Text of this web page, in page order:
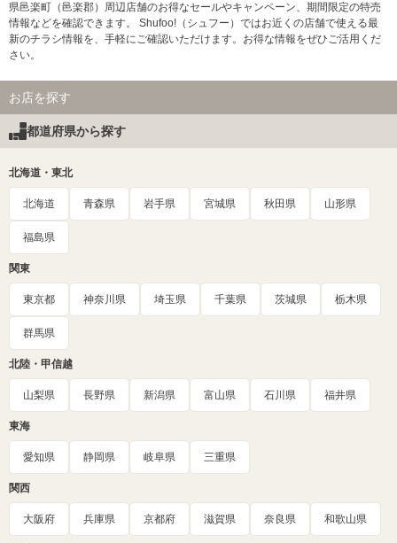
県邑楽町（邑楽郡）周辺店舗のお得なセールやキャンペーン、期間限定の特売
情報などを確認できます。 Shufoo!（シュフー）ではお近くの店舗で使える最
新のチラシ情報を、手軽にご確認いただけます。お得な情報をぜひご活用くだ
さい。
お店を探す
都道府県から探す
北海道・東北
北海道 青森県 岩手県 宮城県 秋田県 山形県
福島県
関東
東京都 神奈川県 埼玉県 千葉県 茨城県 栃木県
群馬県
北陸・甲信越
山梨県 長野県 新潟県 富山県 石川県 福井県
東海
愛知県 静岡県 岐阜県 三重県
関西
大阪府 兵庫県 京都府 滋賀県 奈良県 和歌山県